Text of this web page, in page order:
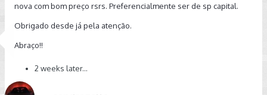
nova com bom preço rsrs. Preferencialmente ser de sp capital.
Obrigado desde já pela atenção.
Abraço!!
2 weeks later...